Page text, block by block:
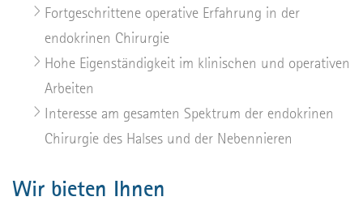
Fortgeschrittene operative Erfahrung in der
endokrinen Chirurgie
Hohe Eigenständigkeit im klinischen und operativen
Arbeiten
Interesse am gesamten Spektrum der endokrinen
Chirurgie des Halses und der Nebennieren
Wir bieten Ihnen